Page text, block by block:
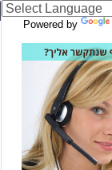
Powered by